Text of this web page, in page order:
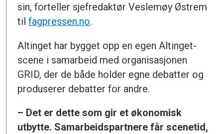
sin, forteller sjefredaktør Veslemøy Østrem
tilfagpressen.no.
Altinget har bygget opp en egen Altinget-
scene i samarbeid med organisasjonen
GRID, der de både holder egne debatter og
produserer debatter for andre.
– Det er dette som gir et økonomisk
utbytte. Samarbeidspartnere får scenetid,